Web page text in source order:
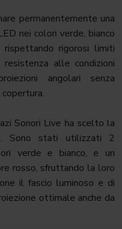
permanentemente una
nei colori verde, bianco
rigorosi limiti
alle condizioni
angolari senza
Sonori Live ha scelto la
Sono stati utilizzati 2
verde e bianco, e un
rosso, sfruttando la loro
il fascio luminoso e di
ottimale anche da